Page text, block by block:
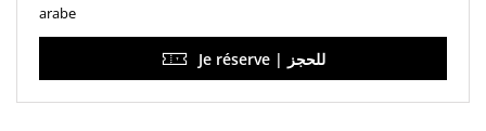
arabe
Je réserve | للحجز